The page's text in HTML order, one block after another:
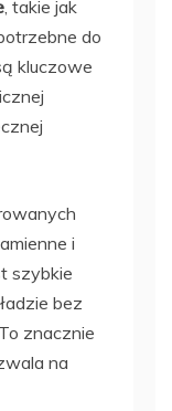
, takie jak
do
kluczowe
i
szybkie
bez
znacznie
na